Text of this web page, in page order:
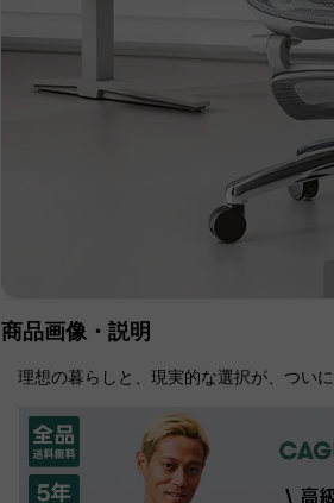
商品画像・説明
理想の暮らしと、現実的な選択が、つい